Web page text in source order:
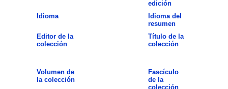
edición
Idioma
Idioma del
resumen
Editor de la
colección
Título de la
colección
Volumen de
la colección
Fascículo
de la
colección